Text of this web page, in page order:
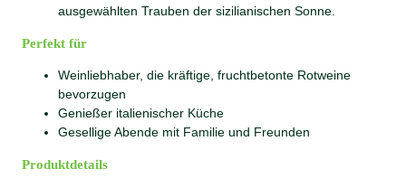
ausgewählten Trauben der sizilianischen Sonne.
Perfekt für
Weinliebhaber, die kräftige, fruchtbetonte Rotweine
bevorzugen
Genießer italienischer Küche
Gesellige Abende mit Familie und Freunden
Produktdetails